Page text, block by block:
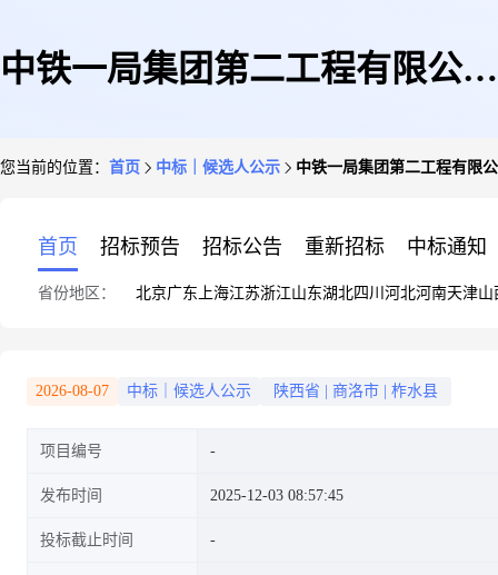
中铁一局集团第二工程有限公司
您当前的位置： 首页 中标｜候选人公示 中铁一局集团第二工程有限
首页 招标预告 招标公告 重新招标 中标通知
省份地区： 北京广东 上海江苏浙江山东湖北四川 河北河南天津山
2026-08-07 中标｜候选人公示 陕西省 商洛市 柞水县
项目编号
发布时间 2025-12-03 08:57:45
投标截止时间